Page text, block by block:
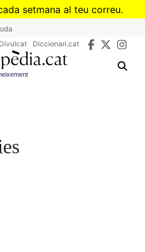
Véssetmana al teu correu.
butlletí de Divulcat
Divulcat Diccionari.cat